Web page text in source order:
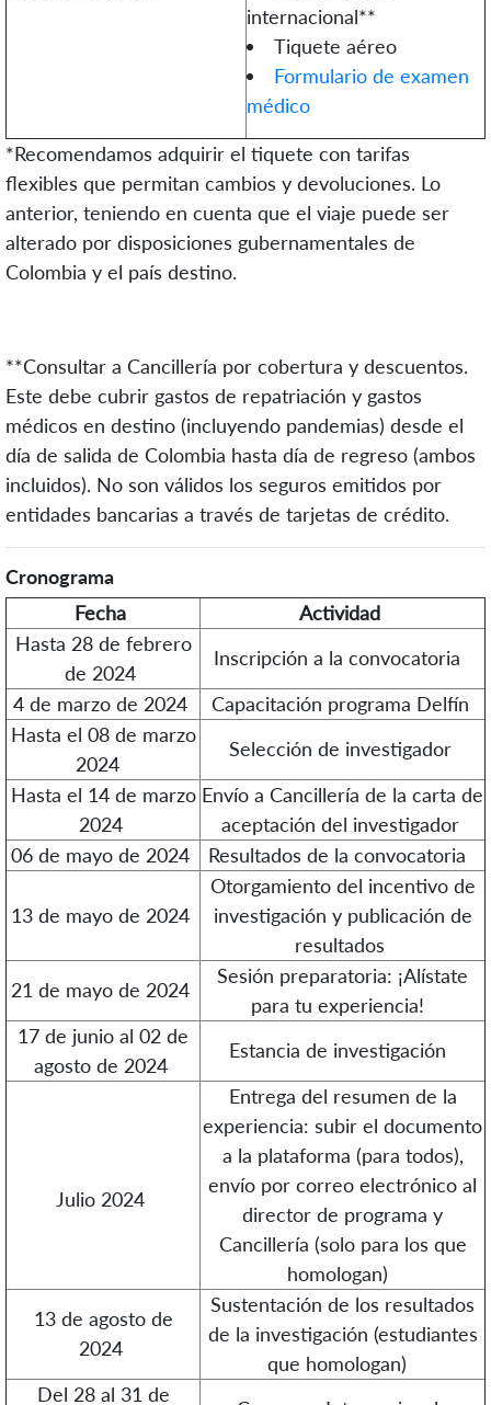
internacional**
Tiquete aéreo
Formulario de examen
médico
*Recomendamos adquirir el tiquete con tarifas
flexibles que permitan cambios y devoluciones. Lo
anterior, teniendo en cuenta que el viaje puede ser
alterado por disposiciones gubernamentales de
Colombia y el país destino.
**Consultar a Cancillería por cobertura y descuentos.
Este debe cubrir gastos de repatriación y gastos
médicos en destino (incluyendo pandemias) desde el
día de salida de Colombia hasta día de regreso (ambos
incluidos). No son válidos los seguros emitidos por
entidades bancarias a través de tarjetas de crédito.
Cronograma
Fecha
Actividad
Hasta 28 de febrero
de 2024
Inscripción a la convocatoria
4 de marzo de 2024
Capacitación programa Delfín
Hasta el 08 de marzo
2024
Selección de investigador
Hasta el 14 de marzo
2024
Envío a Cancillería de la carta de
aceptación del investigador
06 de mayo de 2024
Resultados de la convocatoria
13 de mayo de 2024
Otorgamiento del incentivo de
investigación y publicación de
resultados
21 de mayo de 2024
Sesión preparatoria: ¡Alístate
para tu experiencia!
17 de junio al 02 de
agosto de 2024
Estancia de investigación
Julio 2024
Entrega del resumen de la
experiencia: subir el documento
a la plataforma (para todos),
envío por correo electrónico al
director de programa y
Cancillería (solo para los que
homologan)
13 de agosto de
2024
Sustentación de los resultados
de la investigación (estudiantes
que homologan)
Del 28 al 31 de